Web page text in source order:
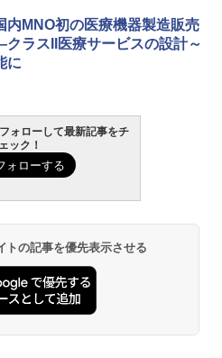
内MNO初の医療機器製造販売
ラスII医療サービスの設計～
に
ォローして最新記事をチ
ェック！
トの記事を優先表示させる